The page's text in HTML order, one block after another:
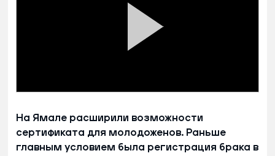
На Ямале расширили возможности
сертификата для молодоженов. Раньше
главным условием была регистрация брака в